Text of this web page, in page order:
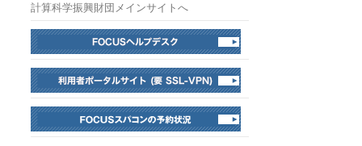
計算科学振興財団メインサイトへ